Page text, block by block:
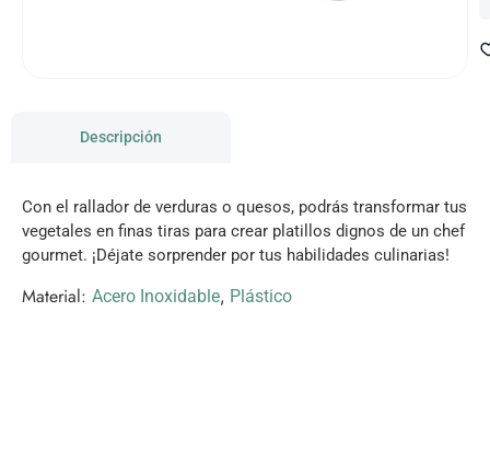
Descripción
Con el rallador de verduras o quesos, podrás transformar tus
vegetales en finas tiras para crear platillos dignos de un chef
gourmet. ¡Déjate sorprender por tus habilidades culinarias!
Material: Acero Inoxidable, Plástico